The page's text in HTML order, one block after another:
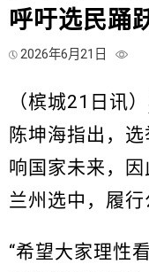
呼吁选民踊
2026年6月21日
（槟城21日讯）
陈坤海指出，
响国家未来，
兰州选中，履行
“希望大家理性